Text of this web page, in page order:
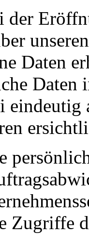
der
Daten
eindeutig
Zugriffe